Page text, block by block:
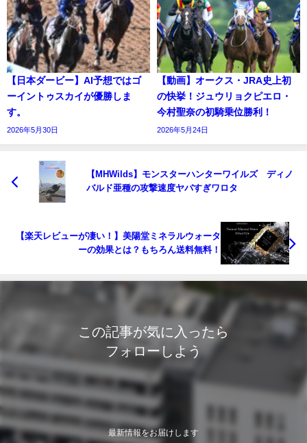
【日本ダービー】AI予想ではゴ
ーイントゥスカイが優勝しま
す。
2026年5月30日
【動画】オークス・JRA史上初
の快挙！ジュウリョクピエロ・
今村聖奈の初騎乗位勝利！
2026年5月24日
【MHWilds】モンスターハンターワイルズ ディノ
バルド亜種の攻撃速度ヤバすぎワロタ
【楽天レビューが凄い！】美陽堂ミネラルウォータ
ーの効果とは？もちろん送料無料！
この記事が気に入ったら
フォローしよう
最新情報をお届けします